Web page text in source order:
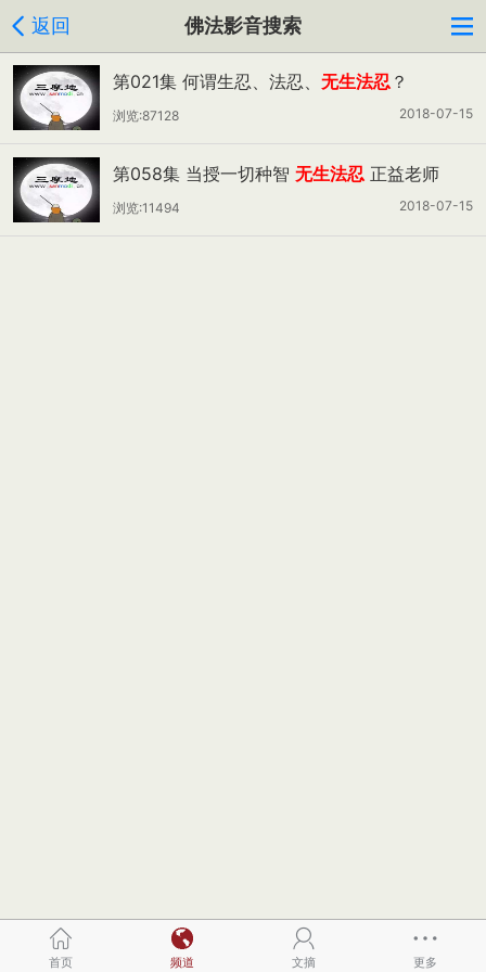
返回 佛法影音搜索
第021集 何谓生忍、法忍、 无生法忍 ？
2018-07-15
浏览:87128
第058集 当授一切种智 无生法忍 正益老师
2018-07-15
浏览:11494
首页 频道 文摘 更多